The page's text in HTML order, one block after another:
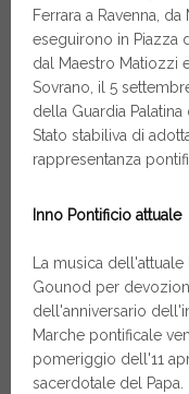
Ferrara a Ravenna,
eseguirono in Piazza
dal Maestro Matiozzi
Sovrano, il 5
della Guardia
Stato stabiliva di
rappresentanza
Inno Pontificio attuale
La musica
Gounod per
dell'anniversario
Marche pontificale
pomeriggio dell'11
sacerdotale del